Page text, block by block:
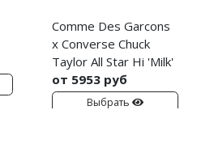
Comme Des Garcons
x Converse Chuck
Taylor All Star Hi 'Milk'
от 5953 руб
Выбрать